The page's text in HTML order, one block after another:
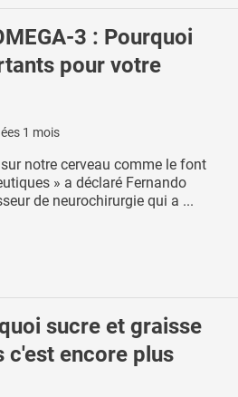
3 : Pourquoi
pour votre
1 mois
notre cerveau comme le font
» a déclaré Fernando
de neurochirurgie qui a ...
sucre et graisse
c'est encore plus